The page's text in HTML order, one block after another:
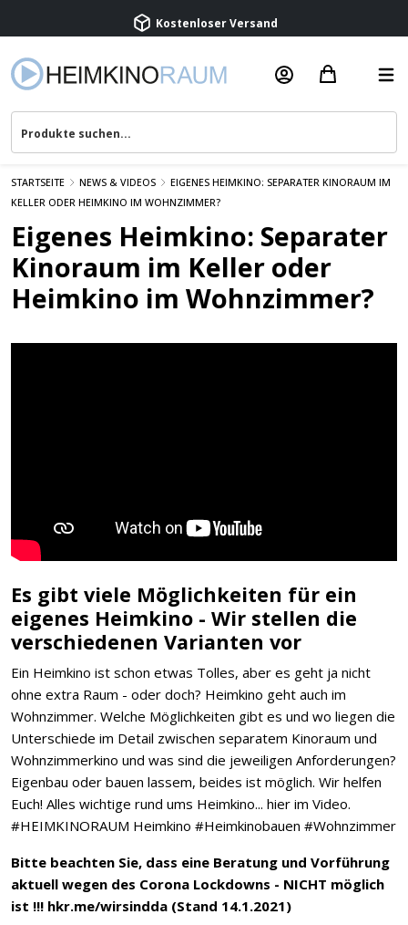
Kostenloser Versand
Beratung & Service
STARTSEITE NEWS & VIDEOS
EIGENES HEIMKINO: SEPARATER KINORAUM IM
KELLER ODER HEIMKINO IM WOHNZIMMER?
Eigenes Heimkino: Separater
Kinoraum im Keller oder
Heimkino im Wohnzimmer?
Es gibt viele Möglichkeiten für ein
eigenes Heimkino - Wir stellen die
verschiedenen Varianten vor
Ein Heimkino ist schon etwas Tolles, aber es geht ja nicht
ohne extra Raum - oder doch? Heimkino geht auch im
Wohnzimmer. Welche Möglichkeiten gibt es und wo liegen die
Unterschiede im Detail zwischen separatem Kinoraum und
Wohnzimmerkino und was sind die jeweiligen Anforderungen?
Eigenbau oder bauen lassem, beides ist möglich. Wir helfen
Euch! Alles wichtige rund ums Heimkino... hier im Video.
#HEIMKINORAUM Heimkino #Heimkinobauen #Wohnzimmer
Bitte beachten Sie, dass eine Beratung und Vorführung
aktuell wegen des Corona Lockdowns - NICHT möglich
ist !!! hkr.me/wirsindda (Stand 14.1.2021)